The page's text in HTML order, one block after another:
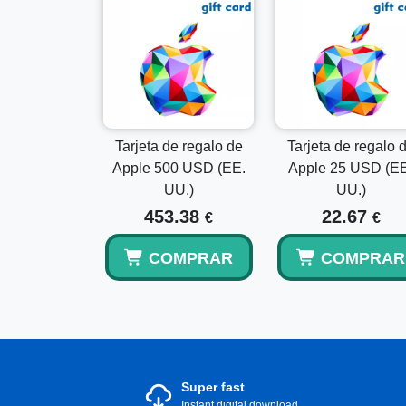
Tarjeta de regalo de
Apple 500 USD (EE.
UU.)
453.38 €
COMPRAR
Tarjeta de regalo
Apple 25 USD
UU.)
22.67 €
COMPRAR
Super fast